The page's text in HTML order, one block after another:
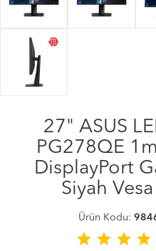
27" ASUS
PG278QE
DisplayPort
Siyah
Ürün Kodu:
star star star star